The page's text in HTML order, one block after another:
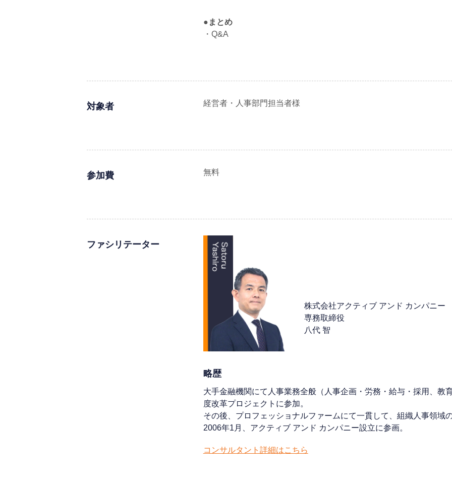
●まとめ
・Q&A
対象者 経営者・人事部門担当者様
参加費 無料
ファシリテーター
株式会社アクティブ アンド カンパニー
専務取締役
八代 智
略歴
大手金融機関にて人事業務全般（人事企画・労務・給与・採用、教
度改革プロジェクトに参加。
その後、プロフェッショナルファームにて一貫して、組織人事領域
2006年1月、アクティブ アンド カンパニー設立に参画。
コンサルタント詳細はこちら